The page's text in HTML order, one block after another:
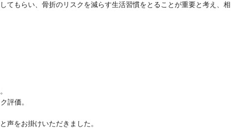
てもらい、骨折のリスクを減らす生活習慣をとることが重要と考え、相
評価。
声をお掛けいただきました。